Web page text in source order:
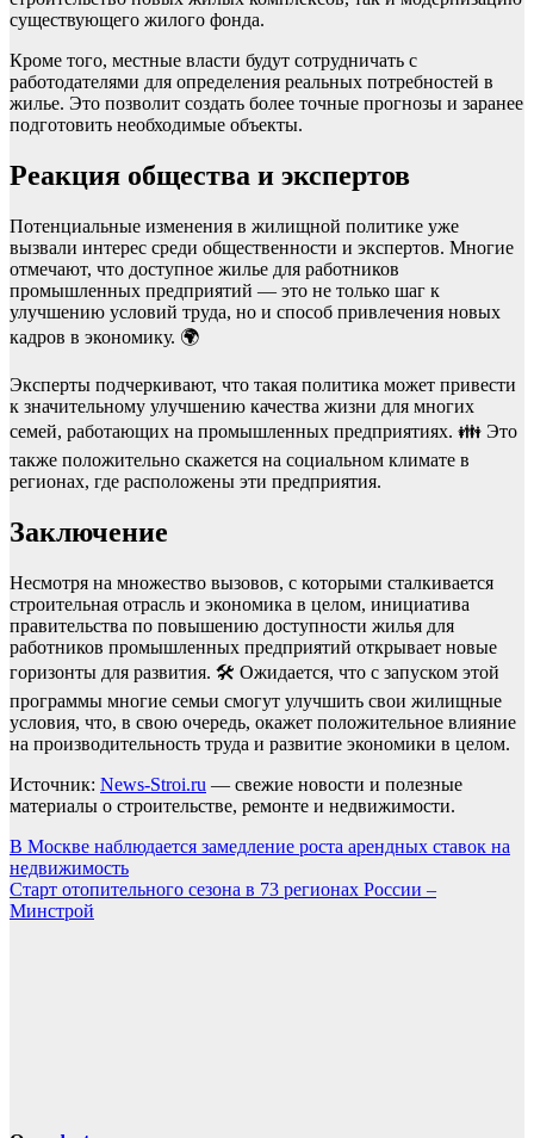
существующего жилого фонда.
Кроме того, местные власти будут сотрудничать с
работодателями для определения реальных потребностей в
жилье. Это позволит создать более точные прогнозы и заранее
подготовить необходимые объекты.
Реакция общества и экспертов
Потенциальные изменения в жилищной политике уже
вызвали интерес среди общественности и экспертов. Многие
отмечают, что доступное жилье для работников
промышленных предприятий — это не только шаг к
улучшению условий труда, но и способ привлечения новых
кадров в экономику. 🌍
Эксперты подчеркивают, что такая политика может привести
к значительному улучшению качества жизни для многих
семей, работающих на промышленных предприятиях. 👪 Это
также положительно скажется на социальном климате в
регионах, где расположены эти предприятия.
Заключение
Несмотря на множество вызовов, с которыми сталкивается
строительная отрасль и экономика в целом, инициатива
правительства по повышению доступности жилья для
работников промышленных предприятий открывает новые
горизонты для развития. 🛠️ Ожидается, что с запуском этой
программы многие семьи смогут улучшить свои жилищные
условия, что, в свою очередь, окажет положительное влияние
на производительность труда и развитие экономики в целом.
Источник: News-Stroi.ru — свежие новости и полезные
материалы о строительстве, ремонте и недвижимости.
Навигация
по
записям
В Москве наблюдается замедление роста арендных ставок на
недвижимость
Старт отопительного сезона в 73 регионах России –
Минстрой